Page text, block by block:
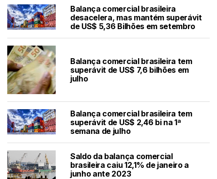
Balança comercial brasileira
desacelera, mas mantém superávit
de US$ 5,36 Bilhões em setembro
Balança comercial brasileira tem
superávit de US$ 7,6 bilhões em
julho
Balança comercial brasileira tem
superávit de US$ 2,46 bi na 1ª
semana de julho
Saldo da balança comercial
brasileira caiu 12,1% de janeiro a
junho ante 2023